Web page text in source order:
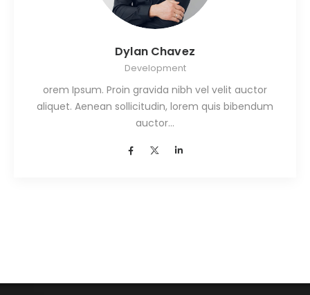
Dylan Chavez
Development
orem Ipsum. Proin gravida nibh vel velit auctor
aliquet. Aenean sollicitudin, lorem quis bibendum
auctor…